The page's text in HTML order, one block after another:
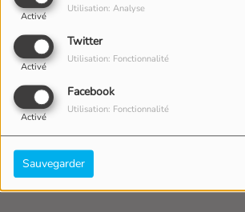
Activé
Utilisation: Analyse
Twitter
Activé
Utilisation: Fonctionnalité
Facebook
Activé
Utilisation: Fonctionnalité
Sauvegarder